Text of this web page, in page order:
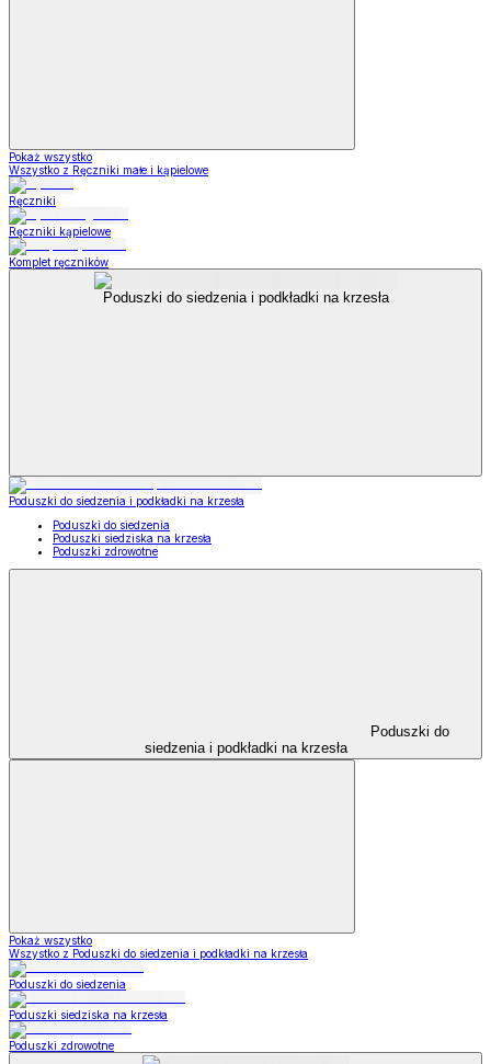
Pokaż wszystko
Wszystko z Ręczniki małe i kąpielowe
Ręczniki
Ręczniki kąpielowe
Komplet ręczników
Poduszki do siedzenia i podkładki na krzesła
Poduszki do siedzenia i podkładki na krzesła
Poduszki do siedzenia
Poduszki siedziska na krzesła
Poduszki zdrowotne
Poduszki do
siedzenia i podkładki na krzesła
Pokaż wszystko
Wszystko z Poduszki do siedzenia i podkładki na krzesła
Poduszki do siedzenia
Poduszki siedziska na krzesła
Poduszki zdrowotne